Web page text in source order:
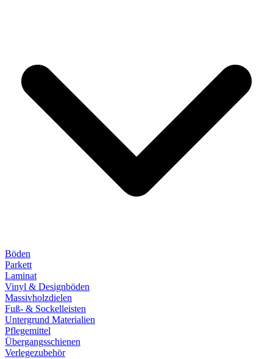
Böden
Parkett
Laminat
Vinyl & Designböden
Massivholzdielen
Fuß- & Sockelleisten
Untergrund Materialien
Pflegemittel
Übergangsschienen
Verlegezubehör